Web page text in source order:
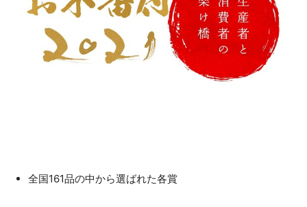
全国161品の中から選ばれた各賞